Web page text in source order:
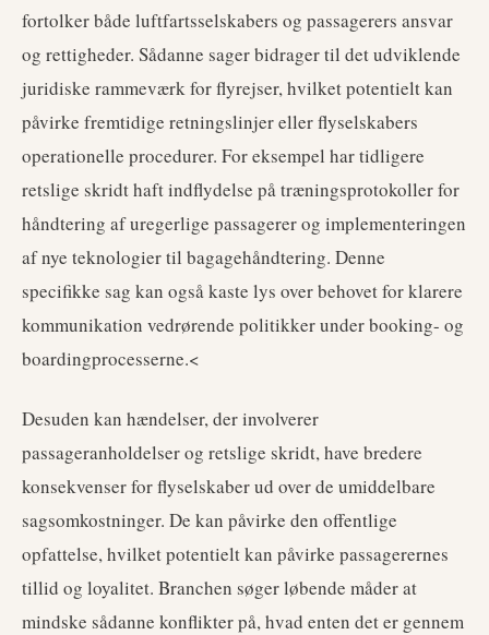
fortolker både luftfartsselskabers og passagerers ansvar
og rettigheder. Sådanne sager bidrager til det udviklende
juridiske rammeværk for flyrejser, hvilket potentielt kan
påvirke fremtidige retningslinjer eller flyselskabers
operationelle procedurer. For eksempel har tidligere
retslige skridt haft indflydelse på træningsprotokoller for
håndtering af uregerlige passagerer og implementeringen
af nye teknologier til bagagehåndtering. Denne
specifikke sag kan også kaste lys over behovet for klarere
kommunikation vedrørende politikker under booking- og
boardingprocesserne.<
Desuden kan hændelser, der involverer
passageranholdelser og retslige skridt, have bredere
konsekvenser for flyselskaber ud over de umiddelbare
sagsomkostninger. De kan påvirke den offentlige
opfattelse, hvilket potentielt kan påvirke passagerernes
tillid og loyalitet. Branchen søger løbende måder at
mindske sådanne konflikter på, hvad enten det er gennem